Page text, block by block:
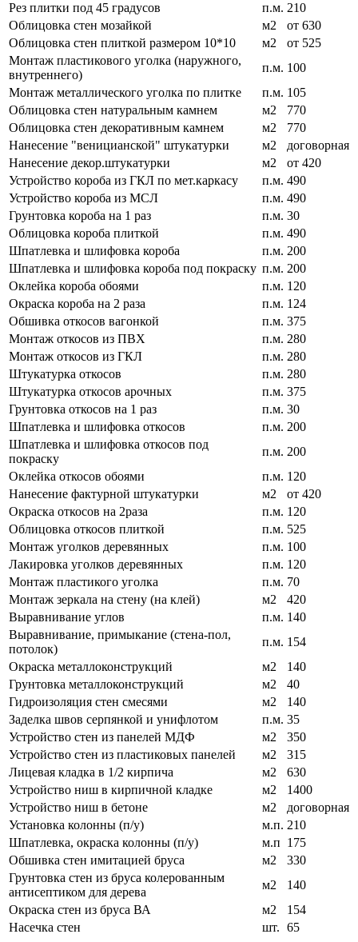
Рез плитки под 45 градусов
п.м. 210
Облицовка стен мозайкой
м2
от 630
Облицовка стен плиткой размером 10*10
м2
от 525
Монтаж пластикового уголка (наружного,
внутреннего)
п.м. 100
Монтаж металлического уголка по плитке
п.м. 105
Облицовка стен натуральным камнем
м2
770
Облицовка стен декоративным камнем
м2
770
Нанесение "веницианской" штукатурки
м2
договорная
Нанесение декор.штукатурки
м2
от 420
Устройство короба из ГКЛ по мет.каркасу
п.м. 490
Устройство короба из МСЛ
п.м. 490
Грунтовка короба на 1 раз
п.м. 30
Облицовка короба плиткой
п.м. 490
Шпатлевка и шлифовка короба
п.м. 200
Шпатлевка и шлифовка короба под покраску п.м. 200
Оклейка короба обоями
п.м. 120
Окраска короба на 2 раза
п.м. 124
Обшивка откосов вагонкой
п.м. 375
Монтаж откосов из ПВХ
п.м. 280
Монтаж откосов из ГКЛ
п.м. 280
Штукатурка откосов
п.м. 280
Штукатурка откосов арочных
п.м. 375
Грунтовка откосов на 1 раз
п.м. 30
Шпатлевка и шлифовка откосов
п.м. 200
Шпатлевка и шлифовка откосов под
покраску
п.м. 200
Оклейка откосов обоями
п.м. 120
Нанесение фактурной штукатурки
м2
от 420
Окраска откосов на 2раза
п.м. 120
Облицовка откосов плиткой
п.м. 525
Монтаж уголков деревянных
п.м. 100
Лакировка уголков деревянных
п.м. 120
Монтаж пластикого уголка
п.м. 70
Монтаж зеркала на стену (на клей)
м2
420
Выравнивание углов
п.м. 140
Выравнивание, примыкание (стена-пол,
потолок)
п.м. 154
Окраска металлоконструкций
м2
140
Грунтовка металлоконструкций
м2
40
Гидроизоляция стен смесями
м2
140
Заделка швов серпянкой и унифлотом
п.м. 35
Устройство стен из панелей МДФ
м2
350
Устройство стен из пластиковых панелей
м2
315
Лицевая кладка в 1/2 кирпича
м2
630
Устройство ниш в кирпичной кладке
м2
1400
Устройство ниш в бетоне
м2
договорная
Установка колонны (п/у)
м.п. 210
Шпатлевка, окраска колонны (п/у)
м.п 175
Обшивка стен имитацией бруса
м2
330
Грунтовка стен из бруса колерованным
антисептиком для дерева
м2
140
Окраска стен из бруса ВА
м2
154
Насечка стен
шт. 65